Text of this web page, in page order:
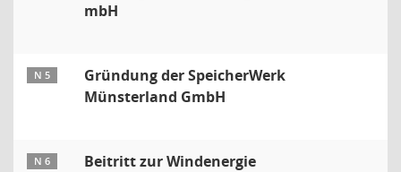
mbH
N 5
Gründung der SpeicherWerk
Münsterland GmbH
N 6
Beitritt zur Windenergie